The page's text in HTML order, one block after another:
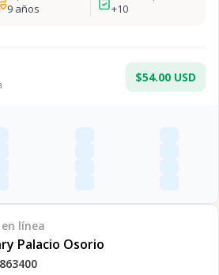
9años +10
$54.00 USD
en línea
Palacio Osorio